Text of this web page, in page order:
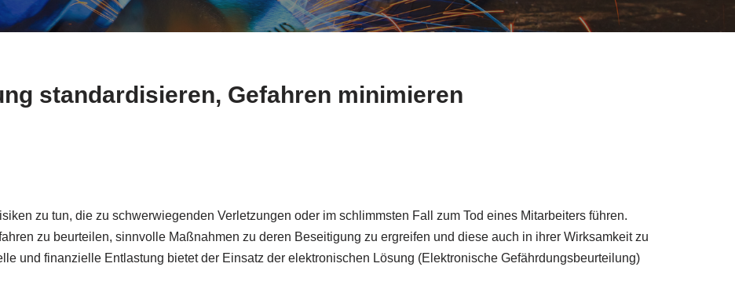
standardisieren, Gefahren minimieren
zu tun, die zu schwerwiegenden Verletzungen oder im schlimmsten Fall zum Tod eines Mitarbeiters führen.
zu beurteilen, sinnvolle Maßnahmen zu deren Beseitigung zu ergreifen und diese auch in ihrer Wirksamkeit zu
und finanzielle Entlastung bietet der Einsatz der elektronischen Lösung (Elektronische Gefährdungsbeurteilung)